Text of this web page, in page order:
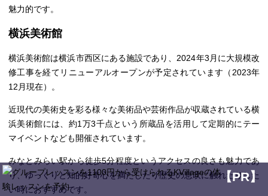
魅力的です。
横浜美術館
横浜美術館は横浜市西区にある施設であり、2024年3月に大規模改
修工事を経てリニューアルオープンが予定されています（2023年
12月現在）。
近現代の美術史を彩る様々な美術品や芸術作品が収蔵されている横
浜美術館には、約1万3千点という所蔵品を活用して定期的にテー
マイベントなども開催されています。
みなとみらい駅から徒歩5分程度というアクセスの良さも魅力であ
り、ゆっくりと知的好奇心を満たしたり歴史の息吹に触れたりした
い時におすすめです。
【PR】